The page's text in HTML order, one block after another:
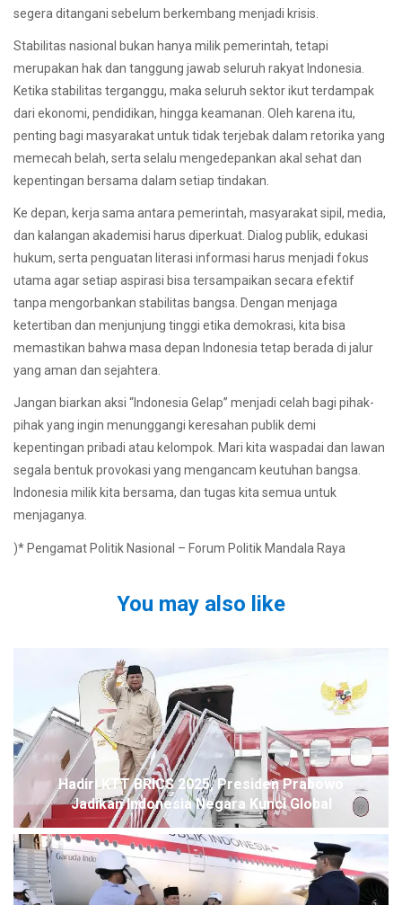
segera ditangani sebelum berkembang menjadi krisis.
Stabilitas nasional bukan hanya milik pemerintah, tetapi
merupakan hak dan tanggung jawab seluruh rakyat Indonesia.
Ketika stabilitas terganggu, maka seluruh sektor ikut terdampak
dari ekonomi, pendidikan, hingga keamanan. Oleh karena itu,
penting bagi masyarakat untuk tidak terjebak dalam retorika yang
memecah belah, serta selalu mengedepankan akal sehat dan
kepentingan bersama dalam setiap tindakan.
Ke depan, kerja sama antara pemerintah, masyarakat sipil, media,
dan kalangan akademisi harus diperkuat. Dialog publik, edukasi
hukum, serta penguatan literasi informasi harus menjadi fokus
utama agar setiap aspirasi bisa tersampaikan secara efektif
tanpa mengorbankan stabilitas bangsa. Dengan menjaga
ketertiban dan menjunjung tinggi etika demokrasi, kita bisa
memastikan bahwa masa depan Indonesia tetap berada di jalur
yang aman dan sejahtera.
Jangan biarkan aksi “Indonesia Gelap” menjadi celah bagi pihak-
pihak yang ingin menunggangi keresahan publik demi
kepentingan pribadi atau kelompok. Mari kita waspadai dan lawan
segala bentuk provokasi yang mengancam keutuhan bangsa.
Indonesia milik kita bersama, dan tugas kita semua untuk
menjaganya.
)* Pengamat Politik Nasional – Forum Politik Mandala Raya
You may also like
Hadiri KTT BRICS 2025, Presiden Prabowo
Jadikan Indonesia Negara Kunci Global